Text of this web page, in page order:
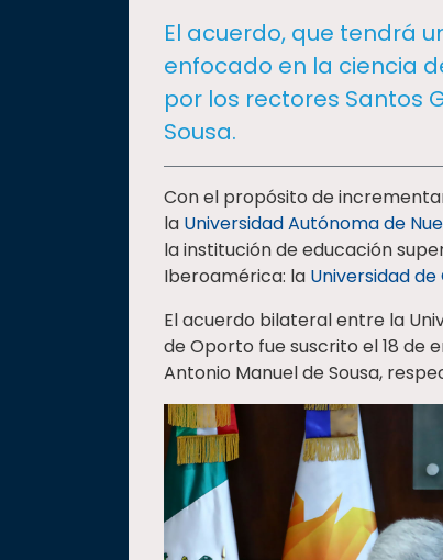
El acuerdo, que tendrá
enfocado en la ciencia
por los rectores Santos
Sousa.
Con el propósito de
la Universidad Autónoma de
la institución de educación
Iberoamérica: la Universidad
El acuerdo bilateral entre la
de Oporto fue suscrito el 18 de
Antonio Manuel de Sousa,